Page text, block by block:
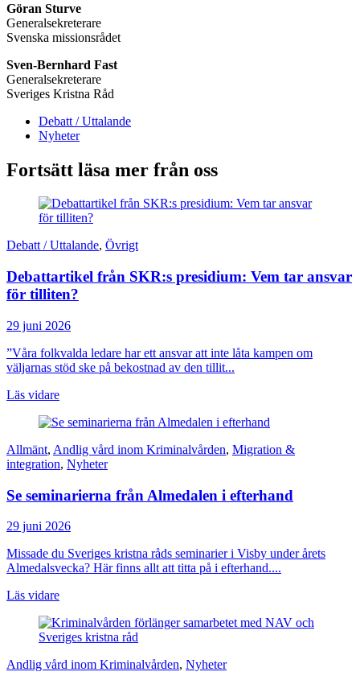
Göran Sturve
Generalsekreterare
Svenska missionsrådet
Sven-Bernhard Fast
Generalsekreterare
Sveriges Kristna Råd
Debatt / Uttalande
Nyheter
Fortsätt läsa mer från oss
Debatt / Uttalande, Övrigt
Debattartikel från SKR:s presidium: Vem tar ansvar
för tilliten?
29 juni 2026
”Våra folkvalda ledare har ett ansvar att inte låta kampen om
väljarnas stöd ske på bekostnad av den tillit...
Läs vidare
Allmänt, Andlig vård inom Kriminalvården, Migration &
integration, Nyheter
Se seminarierna från Almedalen i efterhand
29 juni 2026
Missade du Sveriges kristna råds seminarier i Visby under årets
Almedalsvecka? Här finns allt att titta på i efterhand....
Läs vidare
Andlig vård inom Kriminalvården, Nyheter